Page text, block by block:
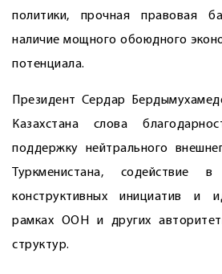
политики, прочная правовая
наличие мощного обоюдного
потенциала.
Президент Сердар
Казахстана слова
поддержку нейтрального
Туркменистана, содействие
конструктивных инициатив и
рамках ООН и других
структур.